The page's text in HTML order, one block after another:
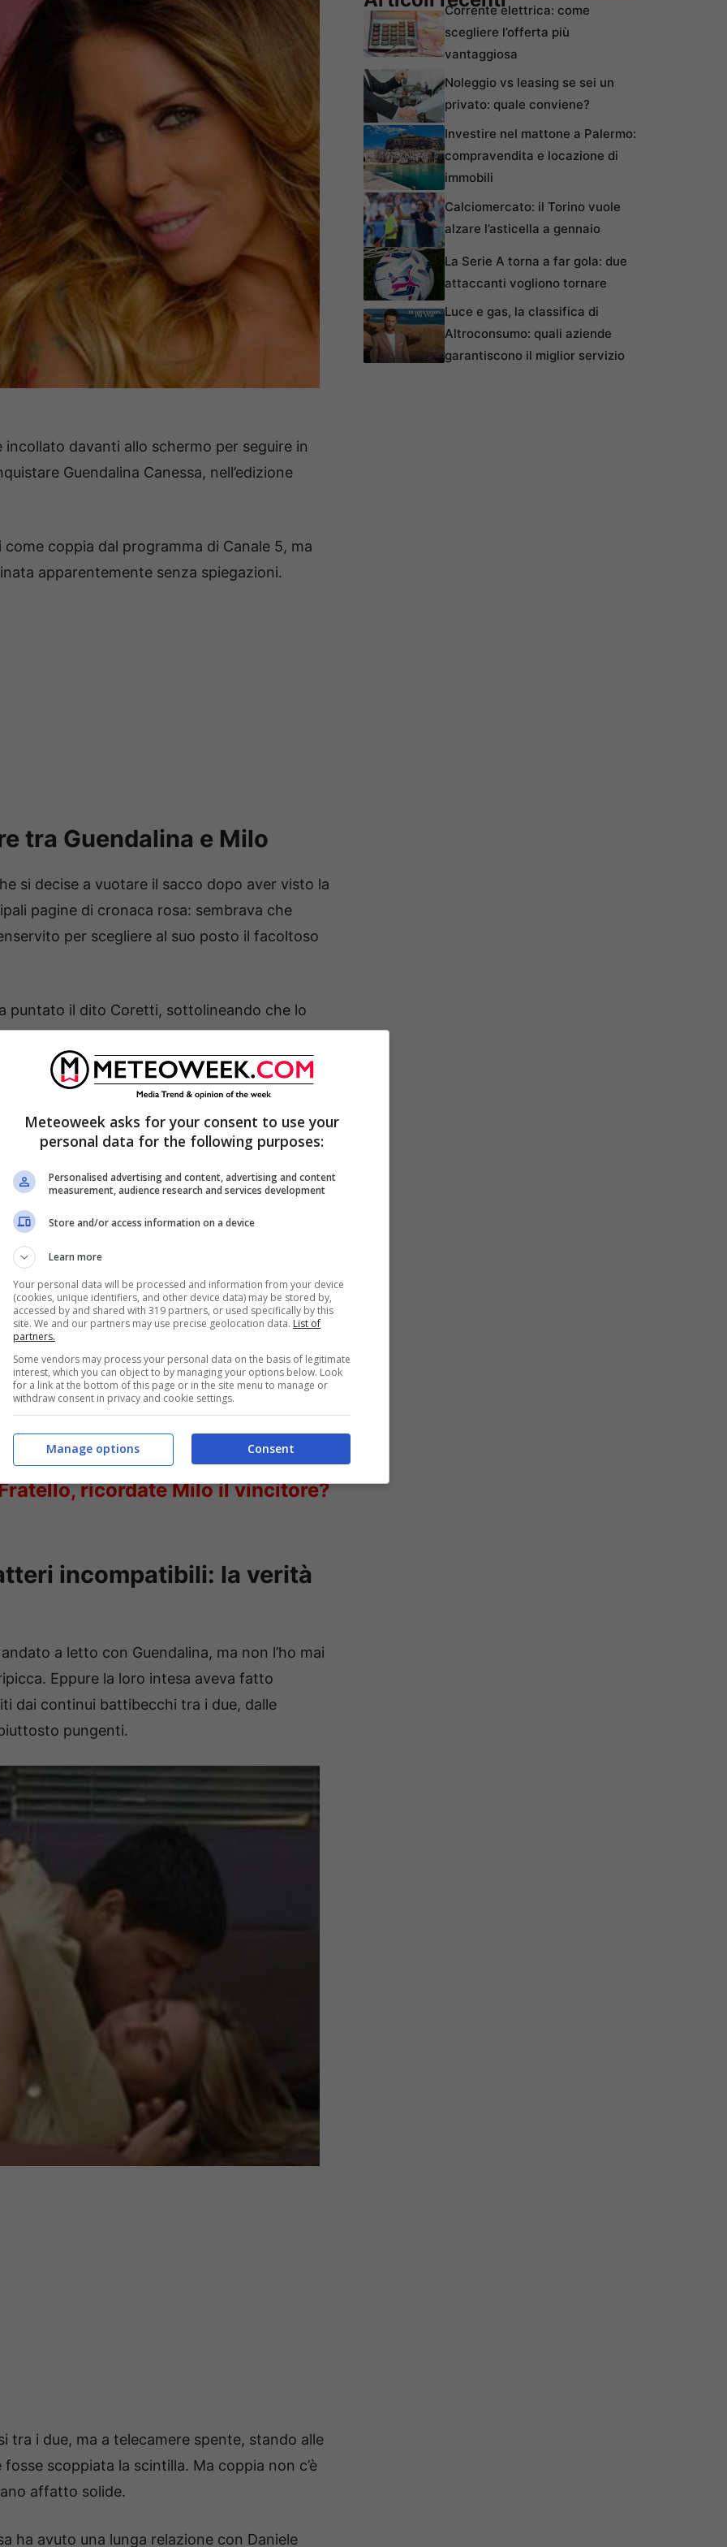
davanti allo schermo per seguire in
Guendalina Canessa, nell’edizione
coppia dal programma di Canale 5, ma
apparentemente senza spiegazioni.
tra Guendalina e Milo
si decise a vuotare il sacco dopo aver visto la
pagine di cronaca rosa: sembrava che
per scegliere al suo posto il facoltoso
puntato il dito Coretti, sottolineando che lo
incompatibili.
un altro. Non guarda le persone, guarda il
dei giornalisti che chiedevano curiosi
Donne, ex tronista svolta osè:
ricordate Milo il vincitore?
incompatibili: la verità
andato a letto con Guendalina, ma non l’ho mai
Eppure la loro intesa aveva fatto
dai continui battibecchi tra i due, dalle
pungenti.
tra i due, ma a telecamere spente, stando alle
scoppiata la scintilla. Ma coppia non c’è
affatto solide.
ha avuto una lunga relazione con Daniele
Corrente elettrica: come
scegliere l’offerta più
vantaggiosa
Noleggio vs leasing se sei un
privato: quale conviene?
Investire nel mattone a Palermo:
compravendita e locazione di
immobili
Calciomercato: il Torino vuole
alzare l’asticella a gennaio
La Serie A torna a far gola: due
attaccanti vogliono tornare
Luce e gas, la classifica di
Altroconsumo: quali aziende
garantiscono il miglior servizio
Meteoweek asks for your consent to use your
personal data for the following purposes:
Personalised advertising and content, advertising and content
measurement, audience research and services development
Store and/or access information on a device
Learn more
Your personal data will be processed and information from your device
(cookies, unique identifiers, and other device data) may be stored by,
accessed by and shared with 319 partners, or used specifically by this
site. We and our partners may use precise geolocation data. List of
partners.
Some vendors may process your personal data on the basis of legitimate
interest, which you can object to by managing your options below. Look
for a link at the bottom of this page or in the site menu to manage or
withdraw consent in privacy and cookie settings.
Consent
Manage options